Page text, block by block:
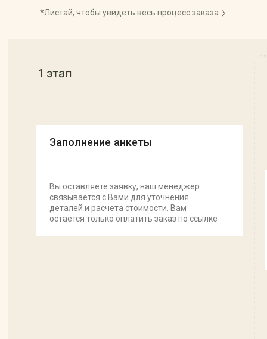
Я подтверждаю, что ознакомлен (а) с
Согласием